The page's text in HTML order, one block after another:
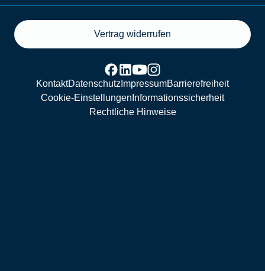
Vertrag widerrufen
KontaktDatenschutz ImpressumBarrierefreiheit
Cookie-Einstellungen Informationssicherheit
Rechtliche Hinweise